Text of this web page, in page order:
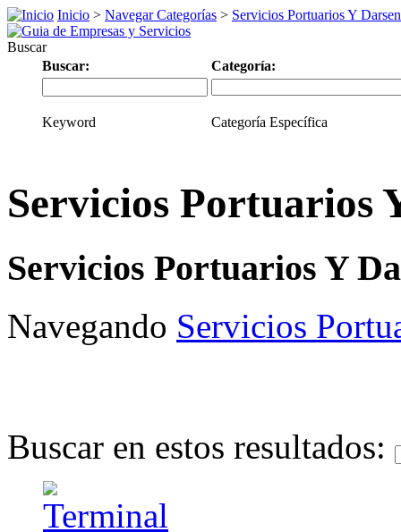
Inicio > Navegar Categorías > Servicios Portuarios Y
Buscar
Buscar:
Categoría:
Keyword Categoría Específica
Servicios Portuarios
Servicios Portuarios Y
Navegando Servicios
Buscar en estos resultados: